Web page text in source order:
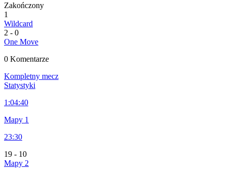
Zakończony
1
Wildcard
2 - 0
One Move
0 Komentarze
Kompletny mecz
Statystyki
1:04:40
Mapy 1
23:30
19 - 10
Mapy 2